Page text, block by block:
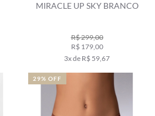
MIRACLE UP SKY BRANCO
R$ 299,00
R$ 179,00
3x de R$ 59,67
29% OFF